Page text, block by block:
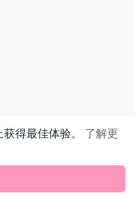
得最佳体验。 了解更